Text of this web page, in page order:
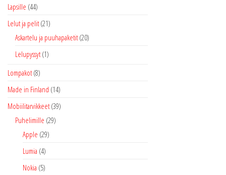
Lapsille (44)
Lelut ja pelit (21)
Askartelu ja puuhapaketit (20)
Lelupyssyt (1)
Lompakot (8)
Made in Finland (14)
Mobiilitarvikkeet (39)
Puhelimille (29)
Apple (29)
Lumia (4)
Nokia (5)